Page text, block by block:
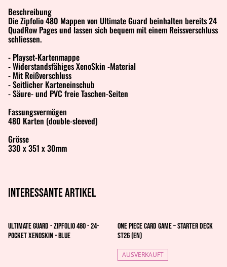
Beschreibung
Die Zipfolio 480 Mappen von Ultimate Guard beinhalten bereits 24
QuadRow Pages und lassen sich bequem mit einem Reissverschluss
schliessen.
- Playset-Kartenmappe
- Widerstandsfähiges XenoSkin -Material
- Mit Reißverschluss
- Seitlicher Karteneinschub
- Säure- und PVC freie Taschen-Seiten
Fassungsvermögen
480 Karten (double-sleeved)
Grösse
330 x 351 x 30mm
Interessante artikel
Ultimate Guard - Zipfolio 480 - 24-
Pocket XenoSkin - Blue
%
One Piece Card Game – Starter Deck
ST26 (EN)
AUSVERKAUFT